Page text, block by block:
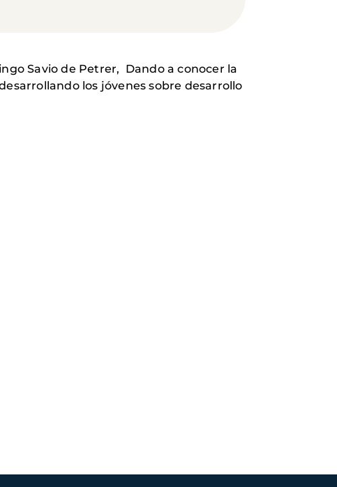
Savio de Petrer, Dando a conocer la
los jóvenes sobre desarrollo